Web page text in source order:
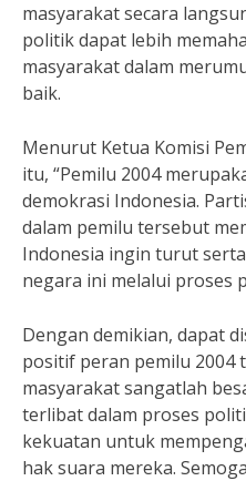
masyarakat secara
politik dapat lebih
masyarakat dalam
baik.
Menurut Ketua Komisi
itu, “Pemilu 2004
demokrasi Indonesia.
dalam pemilu tersebut
Indonesia ingin turut
negara ini melalui proses
Dengan demikian, dapat
positif peran pemilu
masyarakat sangatlah
terlibat dalam proses
kekuatan untuk
hak suara mereka.